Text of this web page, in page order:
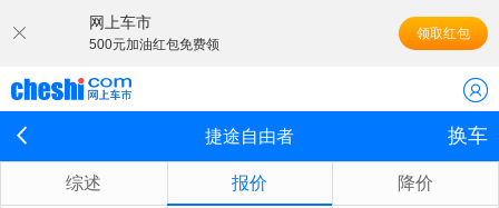
网上车市
500元加油红包免费领
领取红包
捷途自由者 换车
综述 报价 降价